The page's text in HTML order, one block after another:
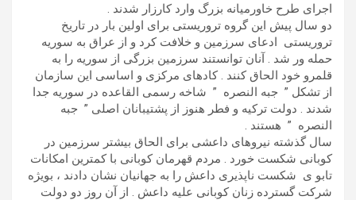
اجرای طرح خاورمیانه بزرگ وارد کارزار شدند .
دو سال پیش این گروه تروریستی برای اولین بار در تاریخ
تروریستی ادعای سرزمین و خلافت کرد و از عراق به سوریه
حمله ور شد . آنان توانستند سرزمین بزرگی از سوریه را به
قلمرو خود الحاق کنند . کادهای مرکزی و اساسی این سازمان
از تشکل ” جبه النصره ” شاخه رسمی القاعده در سوریه جدا
شدند . دولت ترکیه و فطر هنوز از پشتیبانان اصلی ” جبه
النصره ” هستند .
سال گذشته نیروهای داعشی برای الحاق بیشتر سرزمین در
کوبانی شکست خورد . مردم قهرمان کوبانی با کمترین امکانات
تابو ی شکست ناپذیری داعش را به جهانیان نشان دادند ، بویژه
شرکت گسترده زنان کوبانی علیه داعش . از آن روز دو دولت